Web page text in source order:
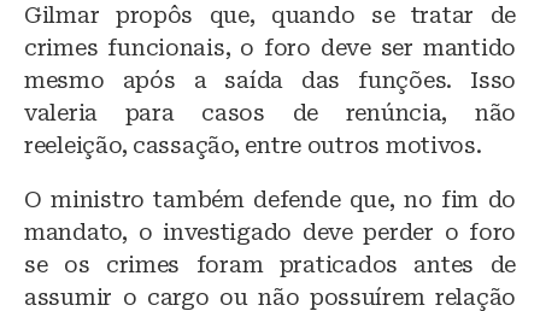
Gilmar propôs que, quando se tratar de
crimes funcionais, o foro deve ser mantido
mesmo após a saída das funções. Isso
valeria para casos de renúncia, não
reeleição, cassação, entre outros motivos.
O ministro também defende que, no fim do
mandato, o investigado deve perder o foro
se os crimes foram praticados antes de
assumir o cargo ou não possuírem relação